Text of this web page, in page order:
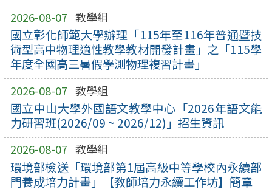
2026-08-07 教學組
國立彰化師範大學辦理「115年至116年普通暨技
術型高中物理適性教學教材開發計畫」之「115學
年度全國高三暑假學測物理複習計畫」
2026-08-07 教學組
國立中山大學外國語文教學中心「2026年語文能
力研習班(2026/09 ~ 2026/12)」招生資訊
2026-08-07 教學組
環境部檢送「環境部第1屆高級中等學校內永續部
門養成培力計畫」【教師培力永續工作坊】簡章